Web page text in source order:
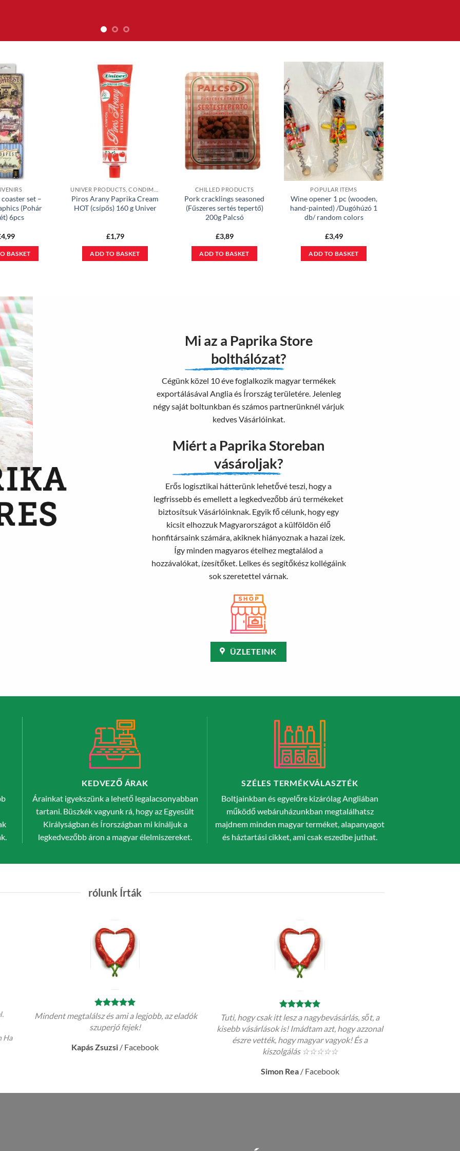
set –
(Pohár
6pcs
4,99
BASKET
Piros Arany Paprika Cream
HOT (csípős) 160 g Univer
£1,79
ADD TO BASKET
CHILLED PRODUCTS
Pork cracklings seasoned
(Fűszeres sertés tepertő)
200g Palcsó
£3,89
ADD TO BASKET
POPULAR ITEMS
Wine opener 1 pc (wooden,
hand-painted) /Dugóhúzó 1
db/ random colors
£3,49
ADD TO BASKET
Mi az a Paprika Store
bolthálózat?
Cégünk közel 10 éve foglalkozik magyar termékek
exportálásával Anglia és Írország területére. Jelenleg
négy saját boltunkban és számos partnerünknél várjuk
kedves Vásárlóinkat.
Miért a Paprika Storeban
vásároljak?
Erős logisztikai hátterünk lehetővé teszi, hogy a
legfrissebb és emellett a legkedvezőbb árú termékeket
biztosítsuk Vásárlóinknak. Egyik fő célunk, hogy egy
kicsit elhozzuk Magyarországot a külföldön élő
honfitársaink számára, akiknek hiányoznak a hazai ízek.
Így minden magyaros ételhez megtalálod a
hozzávalókat, ízesítőket. Lelkes és segítőkész kollégáink
sok szeretettel várnak.
ÜZLETEINK
KEDVEZŐ ÁRAK
Árainkat igyekszünk a lehető legalacsonyabban
tartani. Büszkék vagyunk rá, hogy az Egyesült
Királyságban és Írországban mi kínáljuk a
legkedvezőbb áron a magyar élelmiszereket.
SZÉLES TERMÉKVÁLASZTÉK
Boltjainkban és egyelőre kizárólag Angliában
működő webáruházunkban megtalálhatsz
majdnem minden magyar terméket, alapanyagot
és háztartási cikket, ami csak eszedbe juthat.
rólunk Írták
Ha
Mindent megtalálsz és ami a legjobb, az eladók
szuperjó fejek!
Kapás Zsuzsi / Facebook
Tuti, hogy csak itt lesz a nagybevásárlás, sőt, a
kisebb vásárlások is! Imádtam azt, hogy azzonal
észre vették, hogy magyar vagyok! És a
kiszolgálás ☆☆☆☆☆
Simon Rea / Facebook